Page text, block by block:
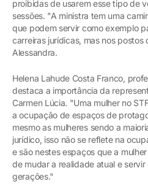
proibidas de usarem esse tipo de
sessões. "A ministra tem uma
que podem servir como exemplo
carreiras jurídicas, mas nos
Alessandra.
Helena Lahude Costa Franco,
destaca a importância da
Carmen Lúcia. "Uma mulher no
a ocupação de espaços de
mesmo as mulheres sendo a
jurídico, isso não se reflete na
e são nestes espaços que a
de mudar a realidade atual e
gerações."